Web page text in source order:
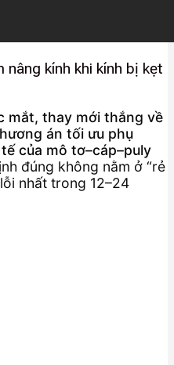
nâng kính khi kính bị kẹt
mắt, thay mới thắng về
án tối ưu phụ
của mô tơ–cáp–puly
đúng không nằm ở “rẻ
nhất trong 12–24